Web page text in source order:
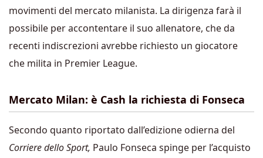
movimenti del mercato milanista. La dirigenza farà il
possibile per accontentare il suo allenatore, che da
recenti indiscrezioni avrebbe richiesto un giocatore
che milita in Premier League.
Mercato Milan: è Cash la richiesta di Fonseca
Secondo quanto riportato dall’edizione odierna del
Corriere dello Sport, Paulo Fonseca spinge per l’acquisto